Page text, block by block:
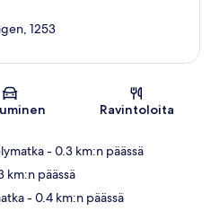
Kartta
1253
Ravintoloita
- 0.3 km:n päässä
km:n päässä
- 0.4 km:n päässä